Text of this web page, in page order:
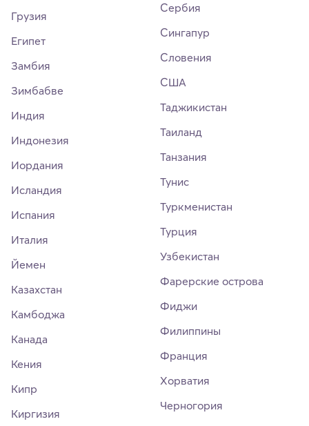
Грузия
Египет
Замбия
Зимбабве
Индия
Индонезия
Иордания
Исландия
Испания
Италия
Йемен
Казахстан
Камбоджа
Канада
Кения
Кипр
Киргизия
Сербия
Сингапур
Словения
США
Таджикистан
Таиланд
Танзания
Тунис
Туркменистан
Турция
Узбекистан
Фарерские острова
Фиджи
Филиппины
Франция
Хорватия
Черногория